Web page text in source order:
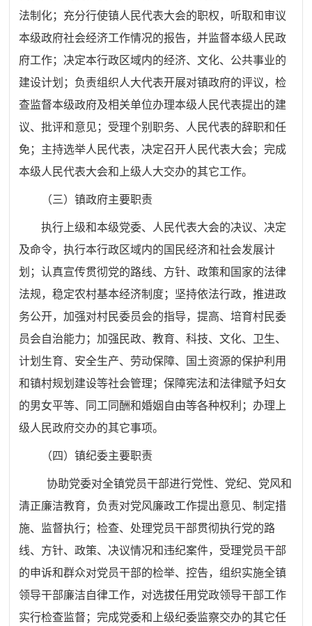
法制化；充分行使镇人民代表大会的职权，听取和审议
本级政府社会经济工作情况的报告，并监督本级人民政
府工作；决定本行政区域内的经济、文化、公共事业的
建设计划；负责组织人大代表开展对镇政府的评议，检
查监督本级政府及相关单位办理本级人民代表提出的建
议、批评和意见；受理个别职务、人民代表的辞职和任
免；主持选举人民代表，决定召开人民代表大会；完成
本级人民代表大会和上级人大交办的其它工作。
（三）镇政府主要职责
执行上级和本级党委、人民代表大会的决议、决定
及命令，执行本行政区域内的国民经济和社会发展计
划；认真宣传贯彻党的路线、方针、政策和国家的法律
法规，稳定农村基本经济制度；坚持依法行政，推进政
务公开，加强对村民委员会的指导，提高、培育村民委
员会自治能力；加强民政、教育、科技、文化、卫生、
计划生育、安全生产、劳动保障、国土资源的保护利用
和镇村规划建设等社会管理；保障宪法和法律赋予妇女
的男女平等、同工同酬和婚姻自由等各种权利；办理上
级人民政府交办的其它事项。
（四）镇纪委主要职责
协助党委对全镇党员干部进行党性、党纪、党风和
清正廉洁教育，负责对党风廉政工作提出意见、制定措
施、监督执行；检查、处理党员干部贯彻执行党的路
线、方针、政策、决议情况和违纪案件，受理党员干部
的申诉和群众对党员干部的检举、控告，组织实施全镇
领导干部廉洁自律工作，对选拔任用党政领导干部工作
实行检查监督；完成党委和上级纪委监察交办的其它任